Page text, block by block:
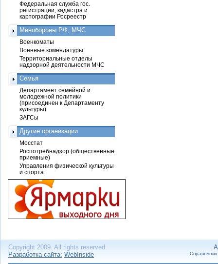
Федеральная служба гос.
регистрации, кадастра и
картографии Росреестр
Минобороны РФ, МЧС
Военкоматы
Военные комендатуры
Территориальные отделы
надзорной деятельности МЧС
Семья
Департамент семейной и
молодежной политики
(присоединен к Департаменту
культуры)
ЗАГСы
Другие организации
Мосстат
Роспотребнадзор (общественные
приемные)
Управления физической культуры
и спорта
Copyright 2009. All rights reserved.
Разработка сайта: WebInside